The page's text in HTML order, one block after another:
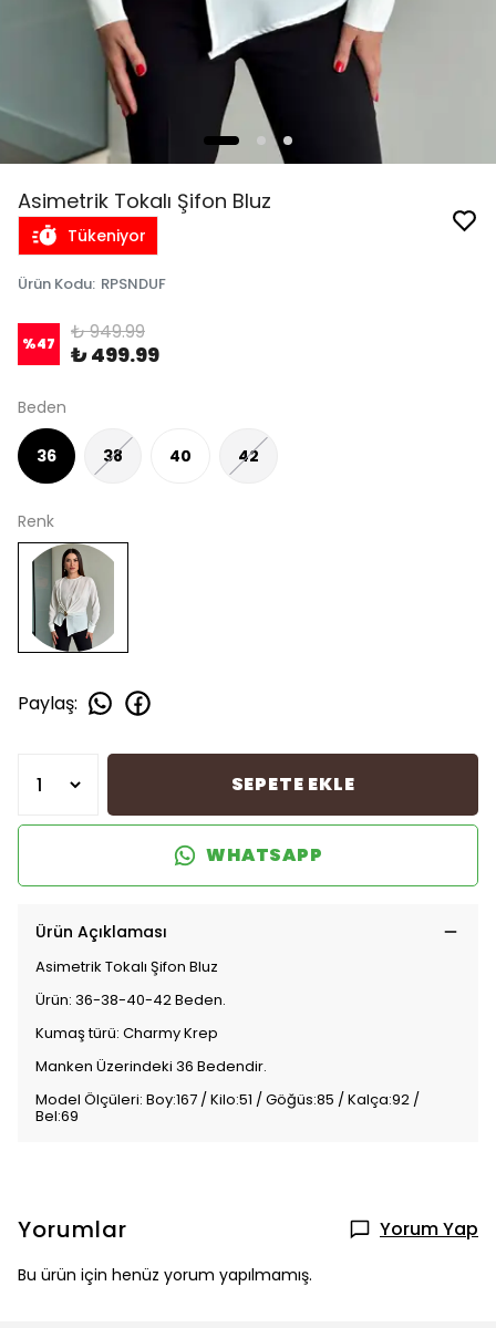
Asimetrik Tokalı Şifon Bluz
Tükeniyor
Ürün Kodu: RPSNDUF
%47 ₺ 949.99
₺ 499.99
Beden
36 38 40 42
Renk
Paylaş:
SEPETE EKLE
WHATSAPP
Ürün Açıklaması
Asimetrik Tokalı Şifon Bluz
Ürün: 36-38-40-42 Beden.
Kumaş türü: Charmy Krep
Manken Üzerindeki 36 Bedendir.
Model Ölçüleri: Boy:167 / Kilo:51 / Göğüs:85 / Kalça:92 /
Bel:69
Yorumlar Yorum Yap
Bu ürün için henüz yorum yapılmamış.